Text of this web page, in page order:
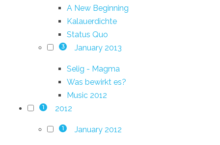
A New Beginning
Kalauerdichte
Status Quo
3 January 2013
Selig - Magma
Was bewirkt es?
Music 2012
1 2012
1 January 2012